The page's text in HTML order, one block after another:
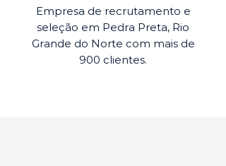
Empresa de recrutamento e
seleção em Pedra Preta, Rio
Grande do Norte com mais de
900 clientes.